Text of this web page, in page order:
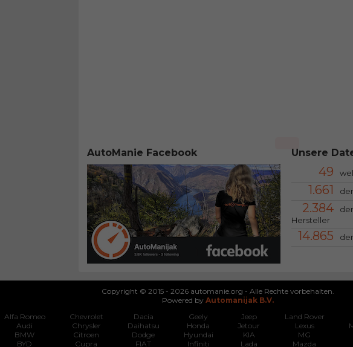
AutoManie Facebook Unsere
49
1.661
2.384
Hersteller
14.865
Copyright © 2015 - 2026 automanie.org - Alle Rechte vorbehalten.
Powered by Automanijak B.V.
Alfa Romeo
Audi
BMW
BYD
Chevrolet
Chrysler
Citroen
Cupra
Dacia
Daihatsu
Dodge
FIAT
Geely
Honda
Hyundai
Infiniti
Jeep
Jetour
KIA
Lada
Land Rover
Lexus
MG
Mazda